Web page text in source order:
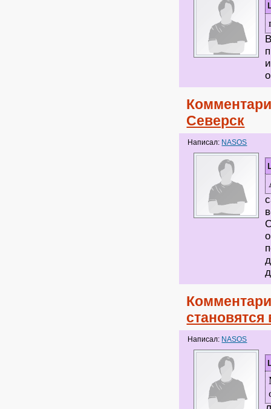
Северск
Написал: NASOS
становятся
Написал: NASOS